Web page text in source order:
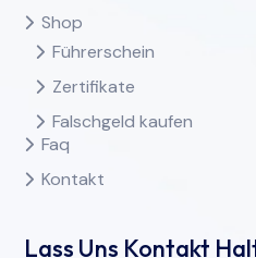
Shop
Führerschein
Zertifikate
Falschgeld kaufen
Faq
Kontakt
Lass Uns Kontakt